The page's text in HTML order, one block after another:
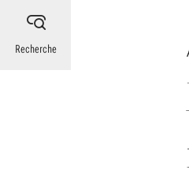
Recherche